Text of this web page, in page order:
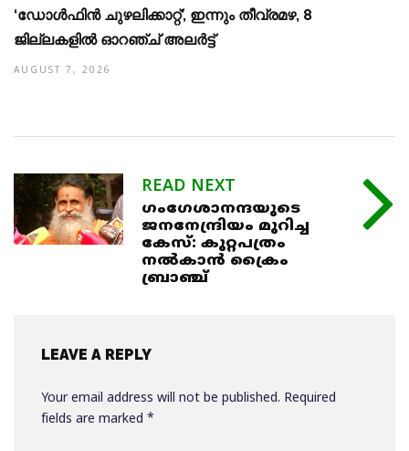
‘ഡോള്‍ഫിന്‍ ചുഴലിക്കാറ്റ്’, ഇന്നും തീവ്രമഴ, 8
ജില്ലകളില്‍ ഓറഞ്ച് അലര്‍ട്ട്
AUGUST 7, 2026
READ NEXT
ഗംഗേശാനന്ദയുടെ
ജനനേന്ദ്രിയം മുറിച്ച
കേസ്: കുറ്റപത്രം
നൽകാൻ ക്രൈം
ബ്രാഞ്ച്
LEAVE A REPLY
Your email address will not be published. Required
fields are marked *